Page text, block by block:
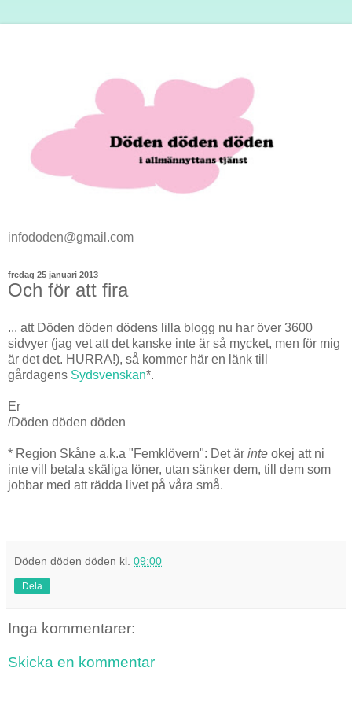
infododen@gmail.com
fredag 25 januari 2013
Och för att fira
... att Döden döden dödens lilla blogg nu har över 3600
sidvyer (jag vet att det kanske inte är så mycket, men för mig
är det det. HURRA!), så kommer här en länk till
gårdagens Sydsvenskan*.
Er
/Döden döden döden
* Region Skåne a.k.a "Femklövern": Det är inte okej att ni
inte vill betala skäliga löner, utan sänker dem, till dem som
jobbar med att rädda livet på våra små.
Döden döden döden kl. 09:00
Dela
Inga kommentarer:
Skicka en kommentar